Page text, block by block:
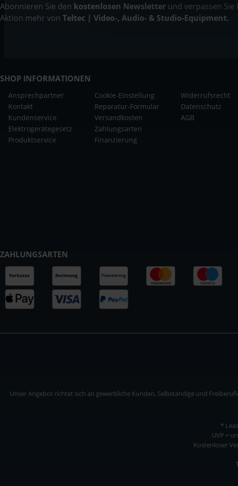
Abonnieren Sie den kostenlosen Newsletter und verpassen
Aktion mehr von Teltec | Video-, Audio- & Studio-Equipment.
SHOP INFORMATIONEN
Ansprechpartner
Kontakt
Kundenservice
Elektrogerätegesetz
Produktservice
Cookie-Einstellung
Reparatur-Formular
Versandkosten
Zahlungsarten
Finanzierung
Widerrufsrecht
Datenschutz
AGB
ZAHLUNGSARTEN
Unser Angebot richtet sich an gewerbliche Kunden, Selbständige und
*
UVP =
Kostenloser